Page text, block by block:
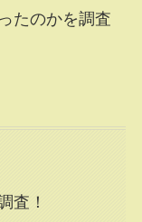
たのかを調査
査！